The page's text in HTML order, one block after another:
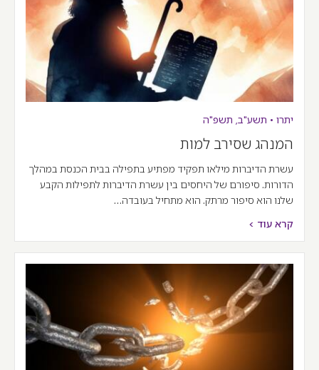
יתרו • תשע"ב, תשפ"ה
המנהג שסירב למות
עשרת הדיברות מילאו תפקיד מפתיע בתפילה בבית הכנסת במהלך
הדורות. סיפורם של היחסים בין עשרת הדיברות לתפילות הקבע
שלנו הוא סיפור מרתק. הוא מתחיל בעובדה…
קרא עוד >